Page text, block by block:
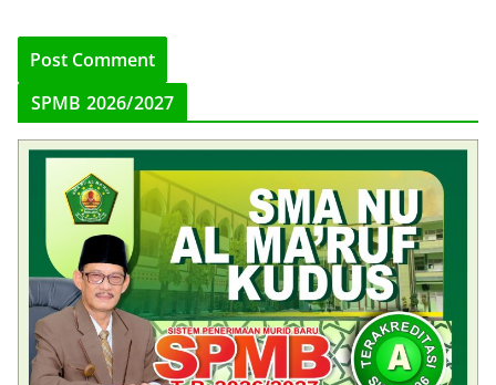
SPMB 2026/2027